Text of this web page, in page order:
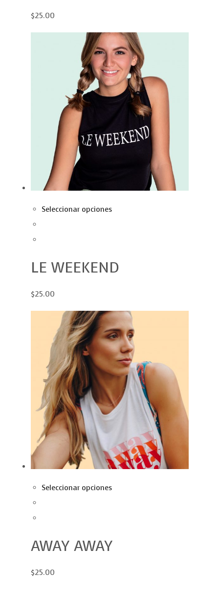
$25.00
Seleccionar opciones
LE WEEKEND
$25.00
Seleccionar opciones
AWAY AWAY
$25.00